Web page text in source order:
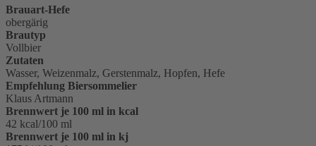
Brauart-Hefe
obergärig
Brautyp
Vollbier
Zutaten
Wasser, Weizenmalz, Gerstenmalz, Hopfen, Hefe
Empfehlung Biersommelier
Klaus Artmann
Brennwert je 100 ml in kcal
42 kcal/100 ml
Brennwert je 100 ml in kj